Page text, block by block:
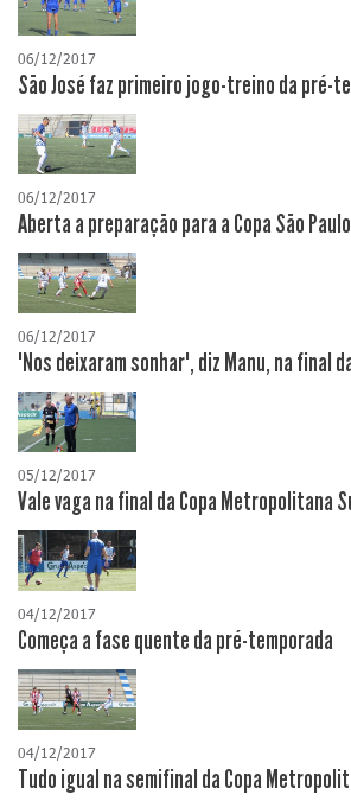
06/12/2017
São José faz primeiro jogo-treino da pré-
06/12/2017
Aberta a preparação para a Copa São
06/12/2017
"Nos deixaram sonhar", diz Manu, na final
05/12/2017
Vale vaga na final da Copa Metropolitana
04/12/2017
Começa a fase quente da pré-temporada
04/12/2017
Tudo igual na semifinal da Copa